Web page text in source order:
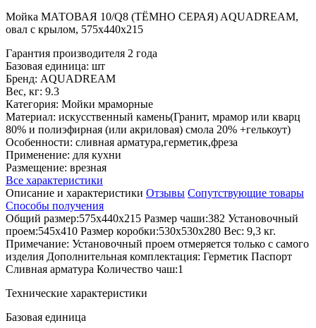
Мойка МАТОВАЯ 10/Q8 (ТЁМНО СЕРАЯ) AQUADREAM,
овал с крылом, 575х440х215
Гарантия производителя 2 года
Базовая единица: шт
Бренд: AQUADREAM
Вес, кг: 9.3
Категория: Мойки мраморные
Материал: искусственный камень(Гранит, мрамор или кварц
80% и полиэфирная (или акриловая) смола 20% +гелькоут)
Особенности: сливная арматура,герметик,фреза
Применение: для кухни
Размещение: врезная
Все характеристики
Описание и характеристики Отзывы Сопутствующие товары
Способы получения
Общий размер:575x440x215 Размер чаши:382 Установочный
проем:545x410 Размер коробки:530x530x280 Вес: 9,3 кг.
Примечание: Установочный проем отмеряется только с самого
изделия Дополнительная комплектация: Герметик Паспорт
Сливная арматура Количество чаш:1
Технические характеристики
Базовая единица